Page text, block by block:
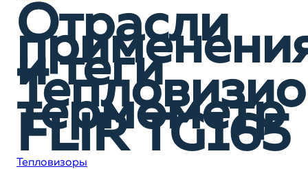
Отрасли
и теги
термометр
FLIR TG165
Тепловизоры